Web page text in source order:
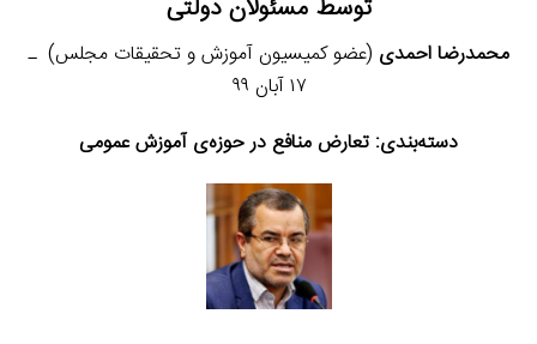
توسط مسئولان دولتی
محمدرضا احمدی (عضو کمیسیون آموزش و تحقیقات مجلس) ـ
۱۷ آبان ۹۹
دسته‌بندی: تعارض منافع در حوزه‌ی آموزش عمومی